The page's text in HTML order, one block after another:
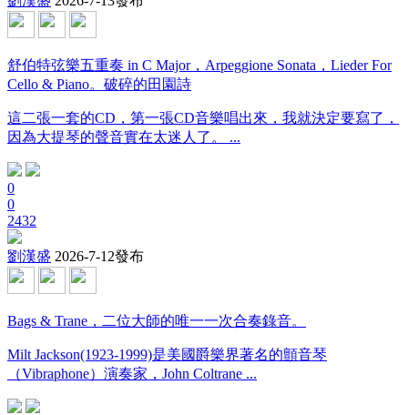
舒伯特弦樂五重奏 in C Major，Arpeggione Sonata，Lieder For
Cello & Piano。破碎的田園詩
這二張一套的CD，第一張CD音樂唱出來，我就決定要寫了，
因為大提琴的聲音實在太迷人了。 ...
0
0
2432
劉漢盛 2026-7-12發布
Bags & Trane，二位大師的唯一一次合奏錄音。
Milt Jackson(1923-1999)是美國爵樂界著名的顫音琴
（Vibraphone）演奏家，John Coltrane ...